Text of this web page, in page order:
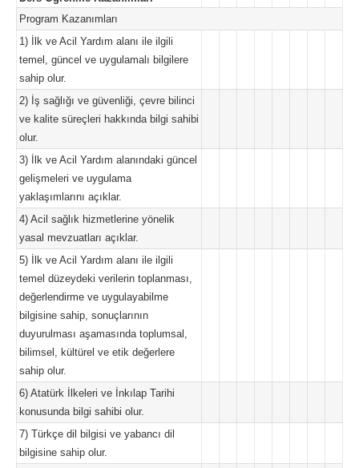
Program Kazanımları
1) İlk ve Acil Yardım alanı ile ilgili
temel, güncel ve uygulamalı bilgilere
sahip olur.
2) İş sağlığı ve güvenliği, çevre bilinci
ve kalite süreçleri hakkında bilgi sahibi
olur.
3) İlk ve Acil Yardım alanındaki güncel
gelişmeleri ve uygulama
yaklaşımlarını açıklar.
4) Acil sağlık hizmetlerine yönelik
yasal mevzuatları açıklar.
5) İlk ve Acil Yardım alanı ile ilgili
temel düzeydeki verilerin toplanması,
değerlendirme ve uygulayabilme
bilgisine sahip, sonuçlarının
duyurulması aşamasında toplumsal,
bilimsel, kültürel ve etik değerlere
sahip olur.
6) Atatürk İlkeleri ve İnkılap Tarihi
konusunda bilgi sahibi olur.
7) Türkçe dil bilgisi ve yabancı dil
bilgisine sahip olur.